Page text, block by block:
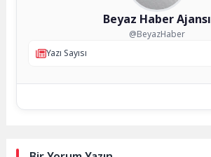
Beyaz Haber Ajansı
@BeyazHaber
Yazı Sayısı